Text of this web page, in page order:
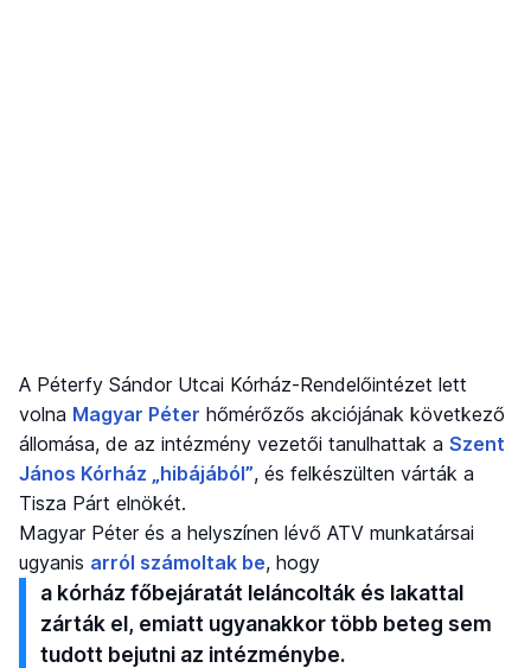
A Péterfy Sándor Utcai Kórház-Rendelőintézet lett
volna Magyar Péter hőmérőzős akciójának következő
állomása, de az intézmény vezetői tanulhattak a Szent
János Kórház „hibájából”, és felkészülten várták a
Tisza Párt elnökét.
Magyar Péter és a helyszínen lévő ATV munkatársai
ugyanis arról számoltak be, hogy
a kórház főbejáratát leláncolták és lakattal
zárták el, emiatt ugyanakkor több beteg sem
tudott bejutni az intézménybe.